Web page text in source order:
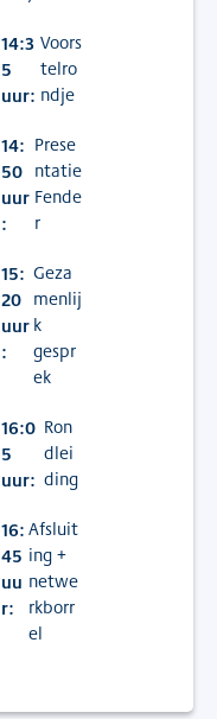
14:3
5
uur:
Voors
telro
ndje
14:
50
uur
:
Prese
ntatie
Fende
r
15:
20
uur
:
Geza
menlij
k
gespr
ek
16:0
5
uur:
Ron
dlei
ding
16:
45
uu
r:
Afsluit
ing +
netwe
rkborr
el